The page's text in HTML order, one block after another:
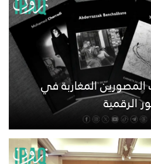
المغاربة في
الرقمية